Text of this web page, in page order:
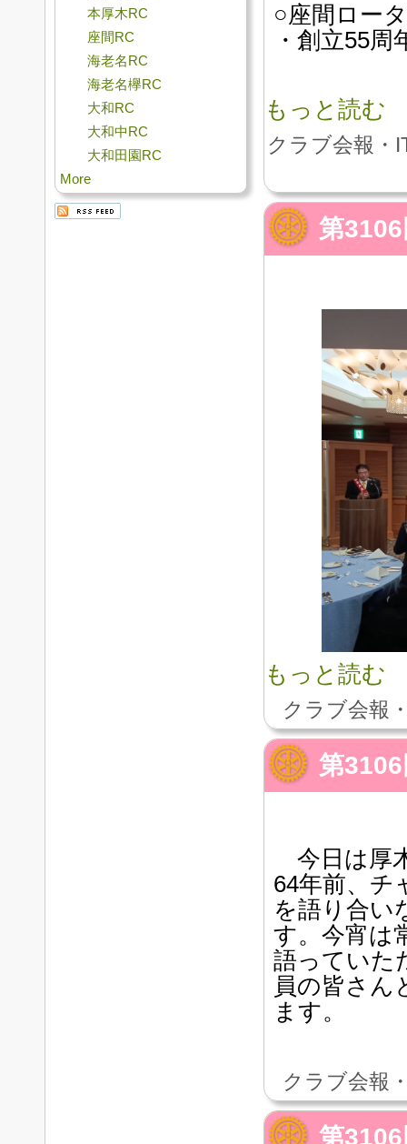
○座間ロー
・創立55
もっと読む
クラブ会報・
第
もっと読む
クラブ会報
第
今日は厚
64年前、チ
を語り合い
す。今宵は
語っていた
員の皆さん
ます。
クラブ会報
第
本厚木RC
座間RC
海老名RC
海老名欅RC
大和RC
大和中RC
大和田園RC
More